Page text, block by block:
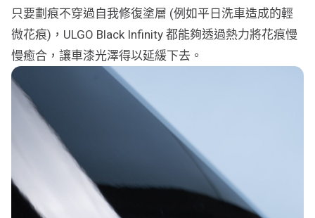
只要劃痕不穿過自我修復塗層 (例如平日洗車造成的輕
微花痕)，ULGO Black Infinity 都能夠透過熱力將花痕慢
慢癒合，讓車漆光澤得以延緩下去。